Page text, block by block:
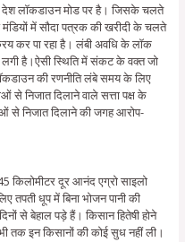
देश लॉकडाउन मोड पर है। जिसके चलते
में सौदा पत्रक की खरीदी के चलते
कर पा रहा है। लंबी अवधि के लॉक
लगी है।ऐसी स्थिति में संकट के वक्त जो
की रणनीति लंबे समय के लिए
निजात दिलाने वाले सत्ता पक्ष के
से निजात दिलाने की जगह आरोप-
किलोमीटर दूर आनंद एग्रो साइलो
तपती धूप में बिना भोजन पानी की
से बेहाल पड़े हैं। किसान हितेषी होने
तक इन किसानों की कोई सुध नहीं ली।